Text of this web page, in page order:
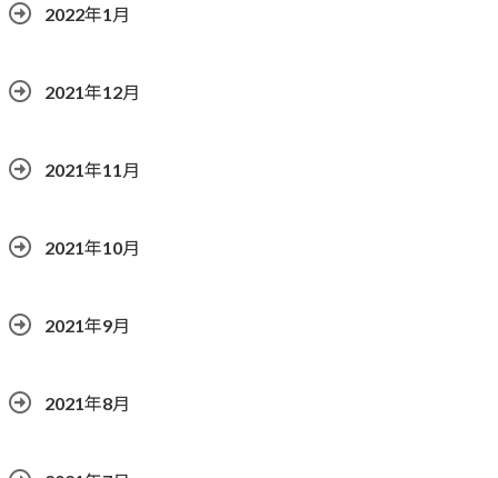
2022年1月
2021年12月
2021年11月
2021年10月
2021年9月
2021年8月